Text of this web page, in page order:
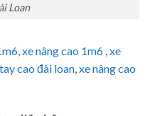
Loan
,xe nâng cao 1m6 ,xe
cao đài loan,xe nâng cao